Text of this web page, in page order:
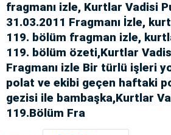
fragmanı izle, Kurtlar Vadisi
31.03.2011 Fragmanı İzle,
119. bölüm fragman izle,
119. bölüm özeti,Kurtlar
Fragmanı izle Bir türlü işleri
polat ve ekibi geçen haftaki
gezisi ile bambaşka,Kurtlar
119.Bölüm Fra